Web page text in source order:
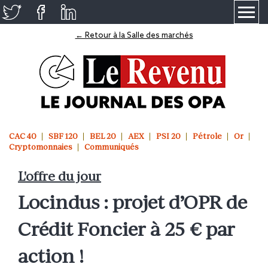
← Retour à la Salle des marchés
CAC 40 SBF 120 BEL 20 AEX PSI 20 Pétrole
Or
Cryptomonnaies
Communiqués
L'offre du jour
Locindus : projet d’OPR de
Crédit Foncier à 25 € par
action !